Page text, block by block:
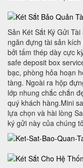
Sản Két Sắt Ký Gửi
ngăn đựng tài sản
bởi tấm thép dày cực
safe deposit box
bạc, phòng hỏa hoạn
tàng. Ngoài ra hộp
lớp nhung chắc chắn
quý khách hàng.Mini
lựa chọn và hài lòng
ký gửi này của chúng